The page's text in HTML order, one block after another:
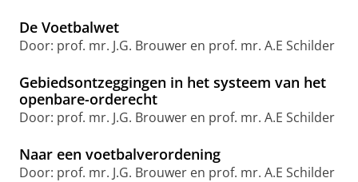
De Voetbalwet
Door: prof. mr. J.G. Brouwer en prof. mr. A.E Schilder
Gebiedsontzeggingen in het systeem van het
openbare-orderecht
Door: prof. mr. J.G. Brouwer en prof. mr. A.E Schilder
Naar een voetbalverordening
Door: prof. mr. J.G. Brouwer en prof. mr. A.E Schilder